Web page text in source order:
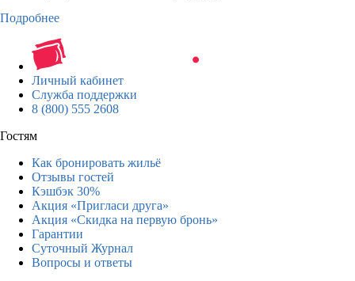
Подробнее
Личный кабинет
Служба поддержки
8 (800) 555 2608
Гостям
Как бронировать жильё
Отзывы гостей
Кэшбэк 30%
Акция «Пригласи друга»
Акция «Скидка на первую бронь»
Гарантии
Суточный Журнал
Вопросы и ответы